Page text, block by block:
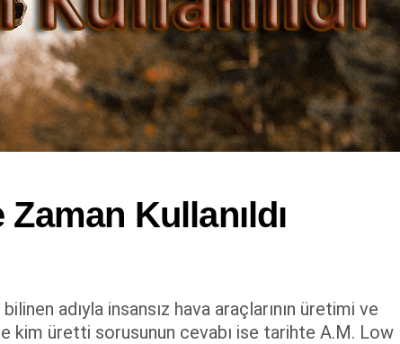
Kullanıldı
adıyla insansız hava araçlarının üretimi ve
kim üretti sorusunun cevabı ise tarihte A.M. Low